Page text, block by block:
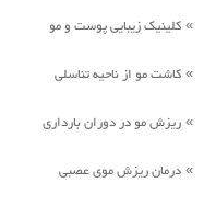
» کلینیک زیبایی پوست و مو
» کاشت مو از ناحیه تناسلی
» ریزش مو در دوران بارداری
» درمان ریزش موی عصبی